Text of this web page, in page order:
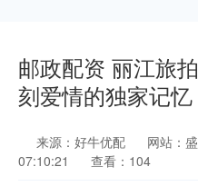
邮政配资 丽江旅
刻爱情的独家记忆
来源：好牛优配 网站：
07:10:21
查看：104